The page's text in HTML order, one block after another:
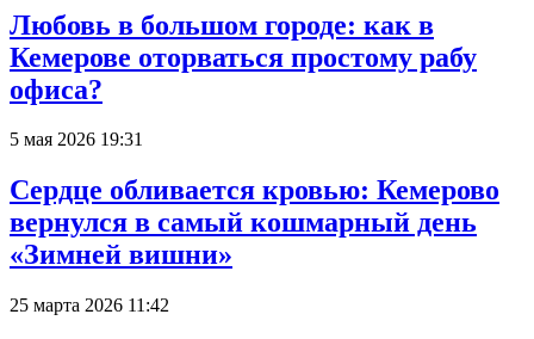
Любовь в большом городе: как в
Кемерове оторваться простому рабу
офиса?
5 мая 2026 19:31
Сердце обливается кровью: Кемерово
вернулся в самый кошмарный день
«Зимней вишни»
25 марта 2026 11:42